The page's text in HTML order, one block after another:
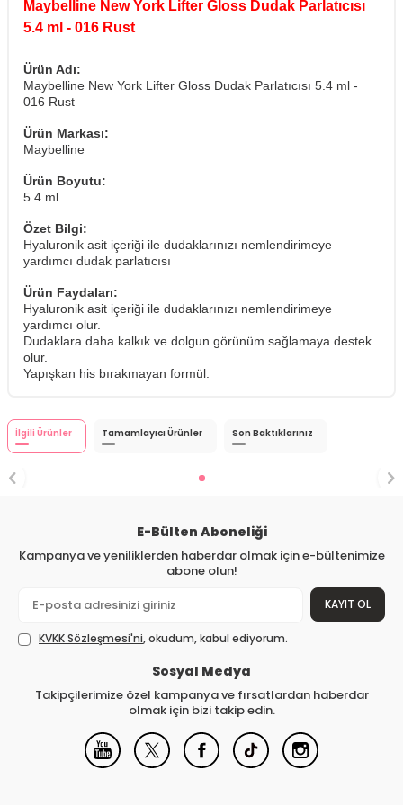
Maybelline New York Lifter Gloss Dudak Parlatıcısı
5.4 ml - 016 Rust
Ürün Adı:
Maybelline New York Lifter Gloss Dudak Parlatıcısı 5.4 ml -
016 Rust
Ürün Markası:
Maybelline
Ürün Boyutu:
5.4 ml
Özet Bilgi:
Hyaluronik asit içeriği ile dudaklarınızı nemlendirimeye
yardımcı dudak parlatıcısı
Ürün Faydaları:
Hyaluronik asit içeriği ile dudaklarınızı nemlendirimeye
yardımcı olur.
Dudaklara daha kalkık ve dolgun görünüm sağlamaya destek
olur.
Yapışkan his bırakmayan formül.
İlgili Ürünler Tamamlayıcı Ürünler Son Baktıklarınız
E-Bülten Aboneliği
Kampanya ve yeniliklerden haberdar olmak için e-bültenimize
abone olun!
KAYIT OL
KVKK Sözleşmesi'ni, okudum, kabul ediyorum.
Sosyal Medya
Takipçilerimize özel kampanya ve fırsatlardan haberdar
olmak için bizi takip edin.